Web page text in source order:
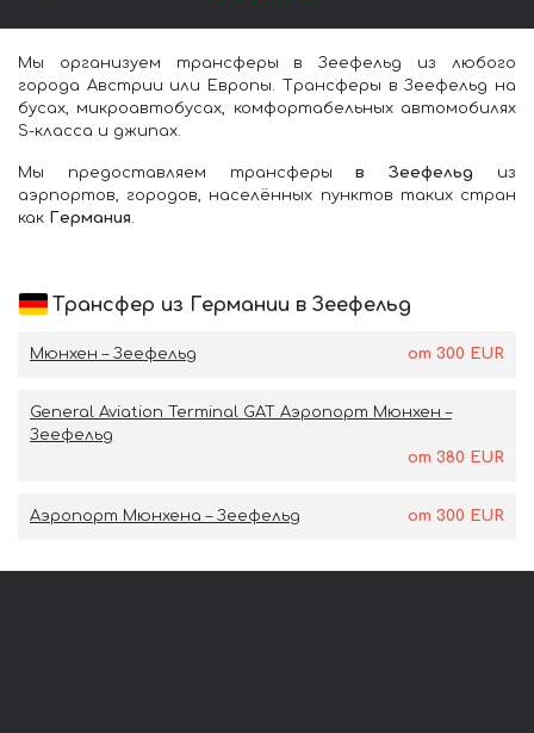
Мы организуем трансферы в Зеефельд из любого
города Австрии или Европы. Трансферы в Зеефельд на
бусах, микроавтобусах, комфортабельных автомобилях
S-класса и джипах.
Мы предоставляем трансферыв Зеефельд из
аэрпортов, городов, населённых пунктов таких стран
как Германия
Трансфер из Германии в Зеефельд
Мюнхен – Зеефельд от 300 EUR
General Aviation Terminal GAT Аэропорт Мюнхен –
Зеефельд
от 380 EUR
Аэропорт Мюнхена – Зеефельд от 300 EUR